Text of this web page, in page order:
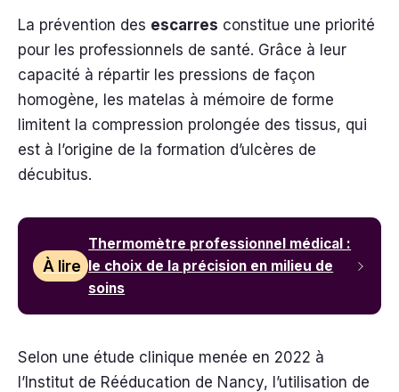
La prévention des escarres constitue une priorité
pour les professionnels de santé. Grâce à leur
capacité à répartir les pressions de façon
homogène, les matelas à mémoire de forme
limitent la compression prolongée des tissus, qui
est à l’origine de la formation d’ulcères de
décubitus.
À lire
Thermomètre professionnel médical :
le choix de la précision en milieu de
soins
Selon une étude clinique menée en 2022 à
l’Institut de Rééducation de Nancy, l’utilisation de